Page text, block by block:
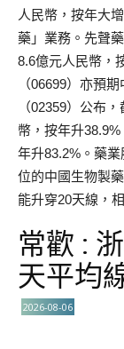
人民幣，按年大
藥」業務。先聲
8.6億元人民幣，
（06699）亦預
（02359）公布
幣，按年升
年升83.2%。藥
位的中國生物製
能升穿20天線，
常歡 :
天平均
2026-08-06